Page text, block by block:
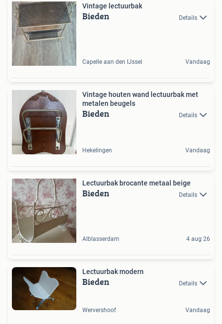
Vintage lectuurbak
Bieden Details
Capelle aan den IJssel Vandaag
Vintage houten wand lectuurbak met
metalen beugels
Bieden Details
Hekelingen Vandaag
Lectuurbak brocante metaal beige
Bieden Details
Alblasserdam 4 aug 26
Lectuurbak modern
Bieden Details
Wervershoof Vandaag